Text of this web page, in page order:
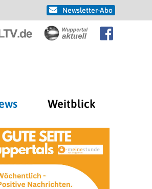
Newsletter-Abo
Weitblick